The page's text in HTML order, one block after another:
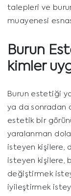
talepleri ve
muayenesi
Burun
kimler
Burun estetiği
ya da sonradan
estetik bir
yaralanman
isteyen kişilere,
isteyen kişilere,
değiştirmek
iyileştirmek